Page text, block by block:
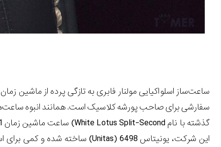
ساعت‌ساز اسلواکیایی مولنار فابری به تازگی پرده از ماشین
سفارشی برای صاحب پورشه کلاسیک است. همانند انبوه
گذشته با نامWhite Lotus Split-Second
این شرکت، یونیتاس 6498 (
Unitas) ساخته شده‌ و کمی برای